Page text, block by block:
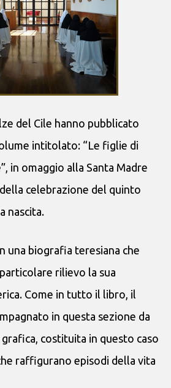
del Cile hanno pubblicato
intitolato: “Le figlie di
in omaggio alla Santa Madre
celebrazione del quinto
nascita.
una biografia teresiana che
rilievo la sua
Come in tutto il libro, il
in questa sezione da
costituita in questo caso
raffigurano episodi della vita